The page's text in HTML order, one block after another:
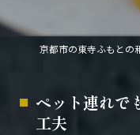
ペット連れで
工夫